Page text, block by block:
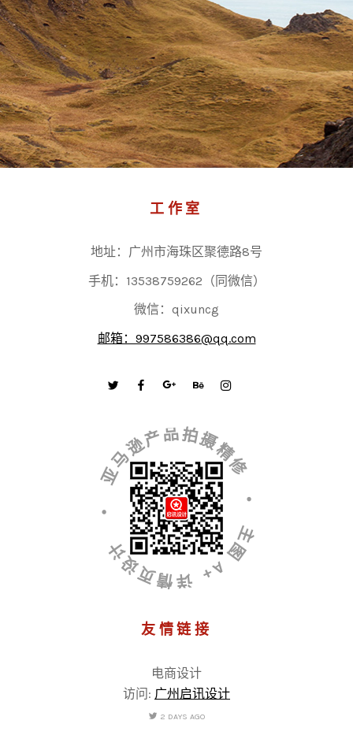
工作室
地址：广州市海珠区聚德路8号
手机：13538759262（同微信）
微信：qixuncg
邮箱：997586386@qq.com
• 亚马逊产品拍摄精修 • 主图 A+ 详情页设计
友情链接
电商设计
访问: 广州启讯设计
2 DAYS AGO